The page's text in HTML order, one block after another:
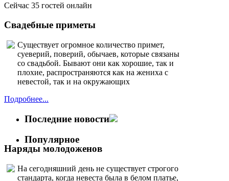
Существует огромное количество примет,
со свадьбой. Бывают они как хорошие, так и
плохие, распространяются как на жениха с
невестой, так и на окружающих
Подробнее...
Последние новости
Популярное
стандарта, когда невеста была в белом платье,
а жених в черном костюме. Допустимыми
считаются любые цветовые решения. Если
Вы не уверены в веяниях моды, лучше
придерживайтесь классических вариантов.